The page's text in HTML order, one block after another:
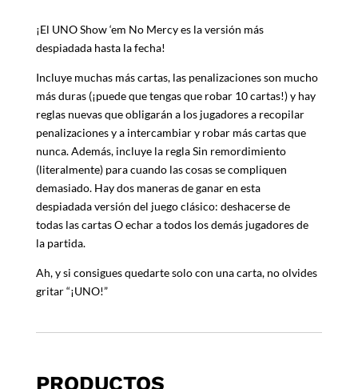
¡El UNO Show ‘em No Mercy es la versión más
despiadada hasta la fecha!
Incluye muchas más cartas, las penalizaciones son mucho
más duras (¡puede que tengas que robar 10 cartas!) y hay
reglas nuevas que obligarán a los jugadores a recopilar
penalizaciones y a intercambiar y robar más cartas que
nunca. Además, incluye la regla Sin remordimiento
(literalmente) para cuando las cosas se compliquen
demasiado. Hay dos maneras de ganar en esta
despiadada versión del juego clásico: deshacerse de
todas las cartas O echar a todos los demás jugadores de
la partida.
Ah, y si consigues quedarte solo con una carta, no olvides
gritar “¡UNO!”
PRODUCTOS